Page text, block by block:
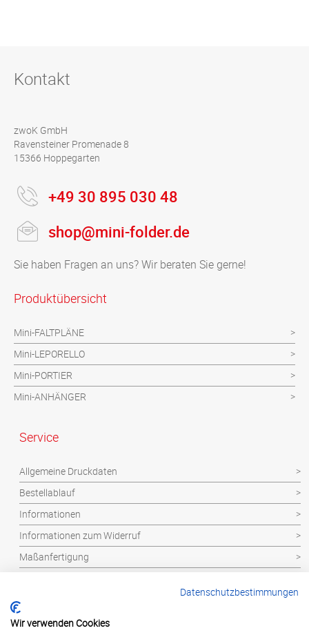
Kontakt
zwoK GmbH
Ravensteiner Promenade 8
15366 Hoppegarten
+49 30 895 030 48
shop@mini-folder.de
Sie haben Fragen an uns? Wir beraten Sie gerne!
Produktübersicht
Mini-FALTPLÄNE
Mini-LEPORELLO
Mini-PORTIER
Mini-ANHÄNGER
Service
Allgemeine Druckdaten
Bestellablauf
Informationen
Informationen zum Widerruf
Maßanfertigung
Druckmusteranforderung
Kontakt
Datenschutzbestimmungen
Wir verwenden Cookies